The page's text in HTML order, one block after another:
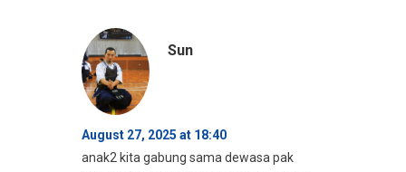
Sun
August 27, 2025 at 18:40
anak2 kita gabung sama dewasa pak